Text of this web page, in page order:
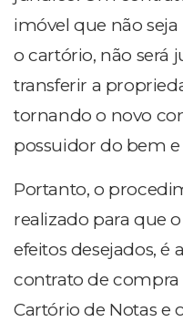
imóvel que não
o cartório, não será
transferir a
tornando o novo
possuidor do bem
Portanto, o
realizado para que
efeitos desejados, é
contrato de
Cartório de Notas e